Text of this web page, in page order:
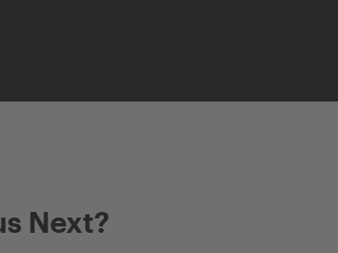
Next?